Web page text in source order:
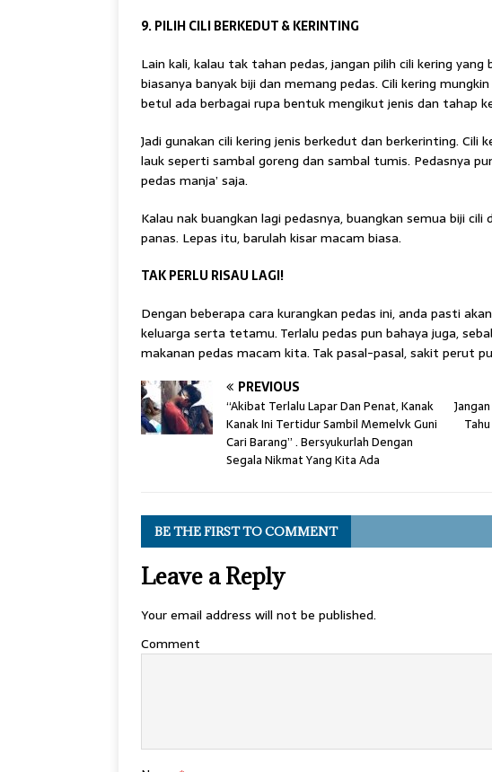
9. PILIH CILI BERKEDUT & KERINTING
Lain kali, kalau tak tahan pedas, jangan pilih cili kering
biasanya banyak biji dan memang pedas. Cili kering
betul ada berbagai rupa bentuk mengikut jenis dan tahap
Jadi gunakan cili kering jenis berkedut dan berkerinting. Cili
lauk seperti sambal goreng dan sambal tumis. Pedasnya
pedas manja’ saja.
Kalau nak buangkan lagi pedasnya, buangkan semua biji
panas. Lepas itu, barulah kisar macam biasa.
TAK PERLU RISAU LAGI!
Dengan beberapa cara kurangkan pedas ini, anda pasti
keluarga serta tetamu. Terlalu pedas pun bahaya juga,
makanan pedas macam kita. Tak pasal-pasal, sakit perut
PREVIOUS
“Akibat Terlalu Lapar Dan Penat, Kanak
Kanak Ini Tertidur Sambil Memelvk Guni
Cari Barang” . Bersyukurlah Dengan
Segala Nikmat Yang Kita Ada
BE THE FIRST TO COMMENT
Leave a Reply
Your email address will not be published.
Comment